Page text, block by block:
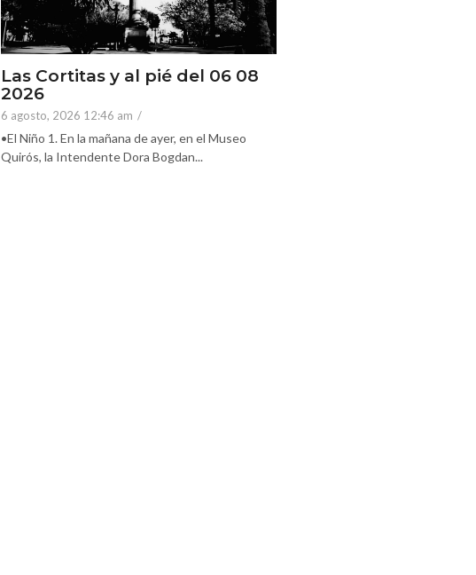
Las Cortitas y al pié del 06 08
2026
6 agosto, 2026 12:46 am /
•El Niño 1. En la mañana de ayer, en el Museo
Quirós, la Intendente Dora Bogdan...